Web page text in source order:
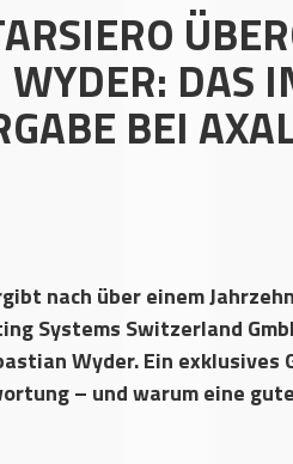
DAS
BEI
nach über einem
Systems Switzerland
Wyder. Ein exklusives
– und warum eine